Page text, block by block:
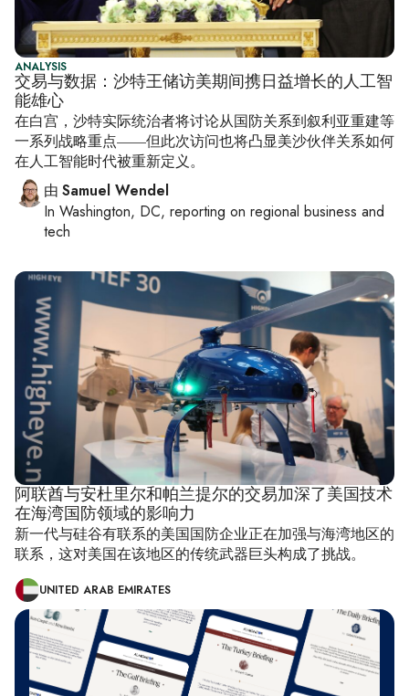
ANALYSIS
交易与数据：沙特王储访美期间携日益增长的人工智
能雄心
在白宫，沙特实际统治者将讨论从国防关系到叙利亚重建等
一系列战略重点——但此次访问也将凸显美沙伙伴关系如何
在人工智能时代被重新定义。
由 Samuel Wendel
In Washington, DC, reporting on regional business and
tech
阿联酋与安杜里尔和帕兰提尔的交易加深了美国技术
在海湾国防领域的影响力
新一代与硅谷有联系的美国国防企业正在加强与海湾地区的
联系，这对美国在该地区的传统武器巨头构成了挑战。
UNITED ARAB EMIRATES